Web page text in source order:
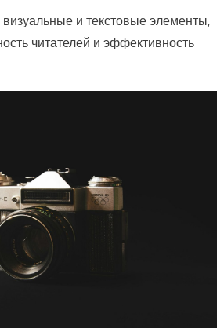
и текстовые элементы,
читателей и эффективность